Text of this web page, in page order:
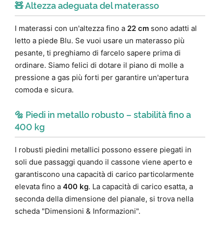
🧸 Altezza adeguata del materasso
I materassi con un'altezza fino a 22 cm sono adatti al
letto a piede Blu. Se vuoi usare un materasso più
pesante, ti preghiamo di farcelo sapere prima di
ordinare. Siamo felici di dotare il piano di molle a
pressione a gas più forti per garantire un'apertura
comoda e sicura.
🔩 Piedi in metallo robusto – stabilità fino a
400 kg
I robusti piedini metallici possono essere piegati in
soli due passaggi quando il cassone viene aperto e
garantiscono una capacità di carico particolarmente
elevata fino a 400 kg. La capacità di carico esatta, a
seconda della dimensione del pianale, si trova nella
scheda "Dimensioni & Informazioni".